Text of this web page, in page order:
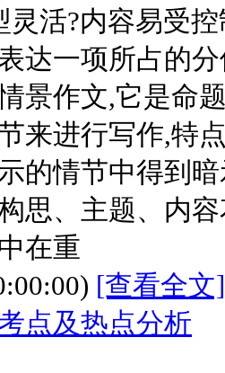
灵活?内容易受
达一项所占的
景作文,它是命
来进行写作,特
的情节中得到
思、主题、内
在重
[查看全文]
点及热点分析